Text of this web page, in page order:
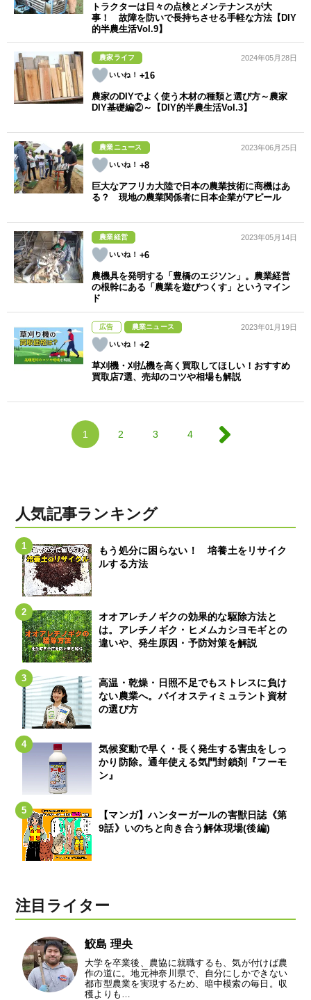
トラクターは日々の点検とメンテナンスが大
事！ 故障を防いで長持ちさせる手軽な方法【DIY
的半農生活Vol.9】
農家ライフ
+16
2024年05月28日
農家のDIYでよく使う木材の種類と選び方～農家
DIY基礎編②～【DIY的半農生活Vol.3】
農業ニュース
+8
2023年06月25日
巨大なアフリカ大陸で日本の農業技術に商機はあ
る？ 現地の農業関係者に日本企業がアピール
農業経営
+6
2023年05月14日
農機具を発明する「豊橋のエジソン」。農業経営
の根幹にある「農業を遊びつくす」というマイン
ド
広告 農業ニュース
+2
2023年01月19日
草刈機・刈払機を高く買取してほしい！おすすめ
買取店7選、売却のコツや相場も解説
1 2 3 4
人気記事ランキング
もう処分に困らない！ 培養土をリサイク
ルする方法
オオアレチノギクの効果的な駆除方法と
は。アレチノギク・ヒメムカシヨモギとの
違いや、発生原因・予防対策を解説
高温・乾燥・日照不足でもストレスに負け
ない農業へ。バイオスティミュラント資材
の選び方
気候変動で早く・長く発生する害虫をしっ
かり防除。通年使える気門封鎖剤『フーモ
ン』
【マンガ】ハンターガールの害獣日誌《第
9話》いのちと向き合う解体現場(後編)
注目ライター
鮫島 理央
大学を卒業後、農協に就職するも、気が付けば農
作の道に。地元神奈川県で、自分にしかできない
都市型農業を実現するため、暗中模索の毎日。収
穫よりも…